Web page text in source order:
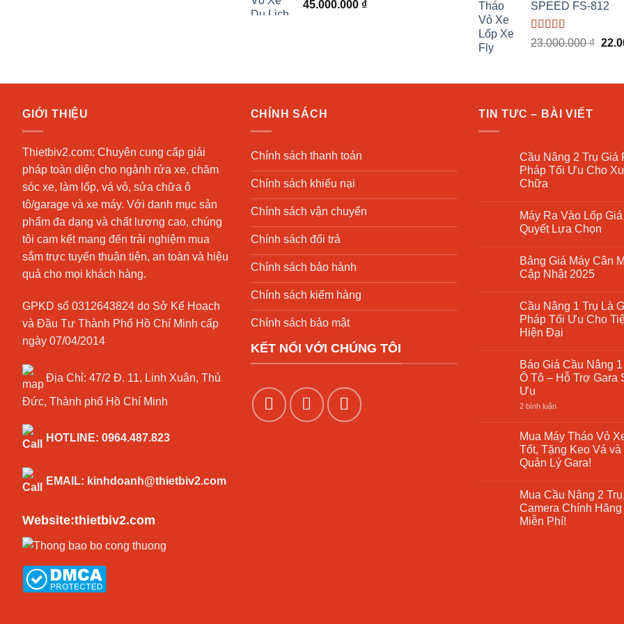
22.900.000 ₫.
45.000.000 ₫
SPEED FS-812
Được xếp
23.000.000₫ Giá
GIỚI THIỆU
Thietbiv2.com: Chuyên cung cấp giải
pháp toàn diện cho ngành rửa xe, chăm
sóc xe, làm lốp, vá vỏ, sửa chữa ô
tô/garage và xe máy. Với danh mục sản
phẩm đa dạng và chất lượng cao, chúng
tôi cam kết mang đến trải nghiệm mua
sắm trực tuyến thuận tiện, an toàn và hiệu
quả cho mọi khách hàng.
GPKD số 0312643824 do Sở Kế Hoạch
và Đầu Tư Thành Phố Hồ Chí Minh cấp
ngày 07/04/2014
Địa Chỉ: 47/2 Đ. 11, Linh Xuân, Thủ
Đức, Thành phố Hồ Chí Minh
HOTLINE: 0964.487.823
EMAIL: kinhdoanh@thietbiv2.com
Website:thietbiv2.com
CHÍNH SÁCH
Chính sách thanh toán
Chính sách khiếu nại
Chính sách vận chuyển
Chính sách đổi trả
Chính sách bảo hành
Chính sách kiểm hàng
Chính sách bảo mật
KẾT NỐI VỚI CHÚNG TÔI
TIN TƯC – BÀI VIẾT
Cầu Nâng 2 Trụ Giá
Pháp Tối Ưu Cho
Chữa
bình
luận
ở
2
Trụ
Giá
Giải
Pháp
Tối
Ưu
Sửa
Chữa
Máy Ra Vào Lốp
Quyết Lựa Chọn
bình
luận
ở
Vào
Lốp
Giá
Rẻ
Quyết
Lựa
Chọn
Bảng Giá Máy Cân
Cập Nhật 2025
bình
luận
ở
Bảng
Cân
Mâm
Ô
Tô
–
Cập
Cầu Nâng 1 Trụ Là
Pháp Tối Ưu Cho
Hiện Đại
bình
luận
ở
Cầu
1
Gì?
Giải
Pháp
Tối
Tiệm
Rửa
Xe
Hiện
Đại
Báo Giá Cầu Nâng
Ô Tô – Hỗ Trợ Gara
Ưu
2 bình luậnở
Cầu
Nâng
1
Trụ
Rửa
Tô
–
Hỗ
Trợ
Mua Máy Tháo Vỏ
Tốt, Tặng Keo Vá và
Quản Lý Gara!
bình
luận
ở
Mua
Mua Cầu Nâng 2
Camera Chính
Miễn Phí!